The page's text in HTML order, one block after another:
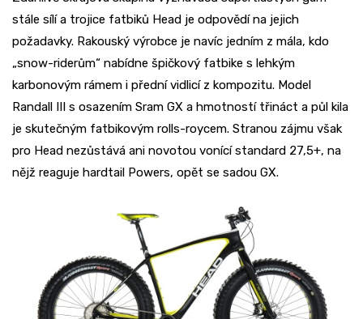
stále sílí a trojice fatbiků Head je odpovědí na jejich
požadavky. Rakouský výrobce je navíc jedním z mála, kdo
„snow-riderům“ nabídne špičkový fatbike s lehkým
karbonovým rámem i přední vidlicí z kompozitu. Model
Randall III s osazením Sram GX a hmotností třináct a půl kila
je skutečným fatbikovým rolls-roycem. Stranou zájmu však
pro Head nezůstává ani novotou vonící standard 27,5+, na
nějž reaguje hardtail Powers, opět se sadou GX.